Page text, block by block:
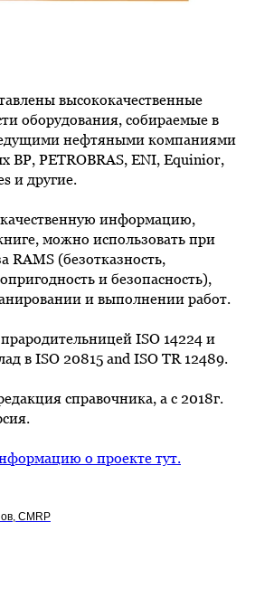
высококачественные
оборудования, собираемые в
нефтяными компаниями
BP, PETROBRAS, ENI, Equinior,
и другие.
информацию,
можно использовать при
RAMS (безотказность,
и безопасность),
и выполнении работ.
ISO 14224 и
в ISO 20815 and ISO TR 12489.
справочника, а с 2018г.
о проекте тут.
CMRP